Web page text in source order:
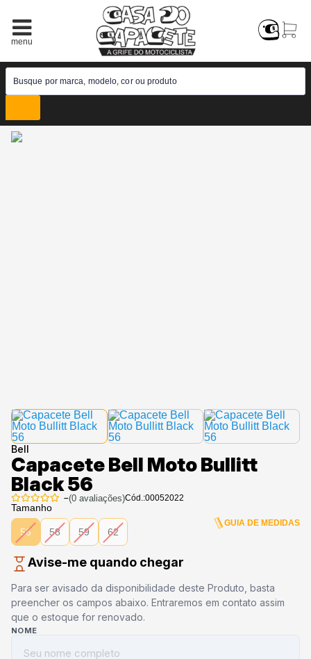
Bell
Capacete Bell Moto Bullitt
Black 56
–(0avaliações)Cód.:00052022
Tamanho
56 58 59 62
GUIA DE MEDIDAS
Avise-me quando chegar
Para ser avisado da disponibilidade deste Produto, basta
preencher os campos abaixo. Entraremos em contato assim
que o estoque for renovado.
NOME